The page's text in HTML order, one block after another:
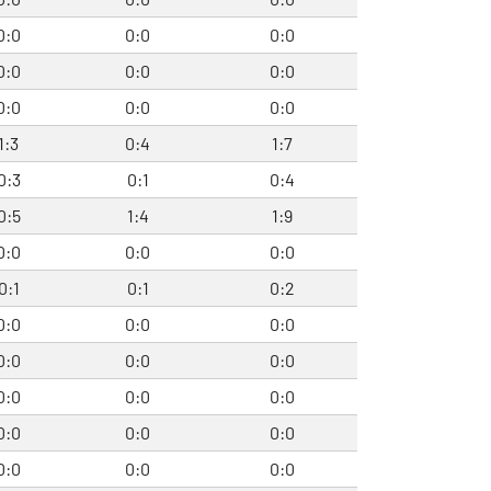
0:0
0:0
0:0
0:0
0:0
0:0
1:3 0:4
1:7
0:1
0:4
1:4
1:9
0:0
0:0
0:1 0:1
0:2
0:0
0:0
0:0
0:0
0:0
0:0
0:0
0:0
0:0 0:0